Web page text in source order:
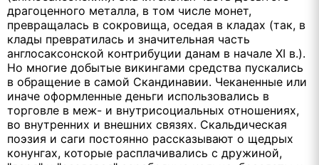
драгоценного металла, в том числе монет,
превращалась в сокровища, оседая в кладах (так, в
клады превратилась и значительная часть
англосаксонской контрибуции данам в начале XI в.).
Но многие добытые викингами средства пускались
в обращение в самой Скандинавии. Чеканенные или
иначе оформленные деньги использовались в
торговле в меж- и внутрисоциальных отношениях,
во внутренних и внешних связях. Скальдическая
поэзия и саги постоянно рассказывают о щедрых
конунгах, которые расплачивались с дружиной,